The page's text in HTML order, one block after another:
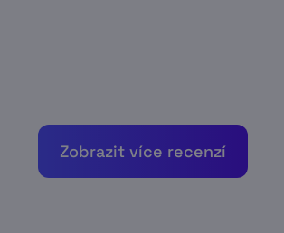
Zobrazit více recenzí